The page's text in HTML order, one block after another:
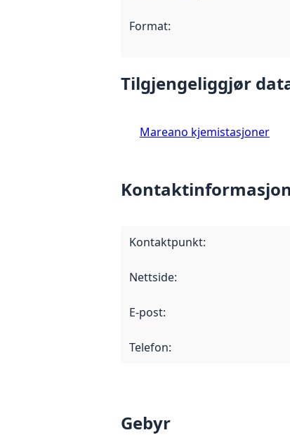
Format:
Tilgjengeliggjør
Mareano kjemistasjoner
Kontaktinformasjon
Kontaktpunkt:
Nettside:
E-post:
Telefon:
Gebyr